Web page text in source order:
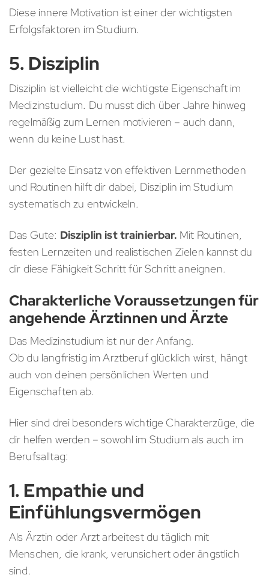
Diese innere Motivation ist einer der wichtigsten
Erfolgsfaktoren im Studium.
5. Disziplin
Disziplin ist vielleicht die wichtigste Eigenschaft im
Medizinstudium. Du musst dich über Jahre hinweg
regelmäßig zum Lernen motivieren – auch dann,
wenn du keine Lust hast.
Der gezielte Einsatz von effektiven Lernmethoden
und Routinen hilft dir dabei, Disziplin im Studium
systematisch zu entwickeln.
Das Gute: Disziplin ist trainierbar. Mit Routinen,
festen Lernzeiten und realistischen Zielen kannst du
dir diese Fähigkeit Schritt für Schritt aneignen.
Charakterliche Voraussetzungen für
angehende Ärztinnen und Ärzte
Das Medizinstudium ist nur der Anfang.
Ob du langfristig im Arztberuf glücklich wirst, hängt
auch von deinen persönlichen Werten und
Eigenschaften ab.
Hier sind drei besonders wichtige Charakterzüge, die
dir helfen werden – sowohl im Studium als auch im
Berufsalltag:
1. Empathie und
Einfühlungsvermögen
Als Ärztin oder Arzt arbeitest du täglich mit
Menschen, die krank, verunsichert oder ängstlich
sind.